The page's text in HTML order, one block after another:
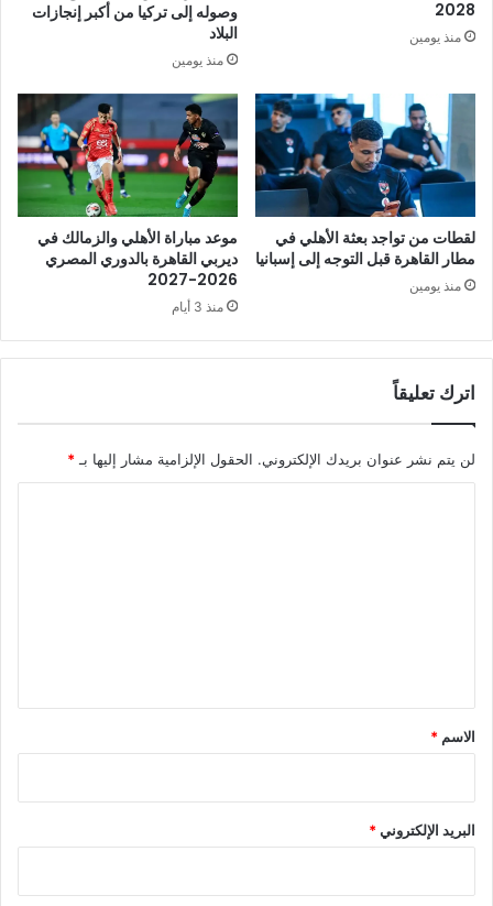
2028
منذ يومين
وصوله إلى تركيا من أكبر إنجازات
البلاد
منذ يومين
لقطات من تواجد بعثة الأهلي في
مطار القاهرة قبل التوجه إلى إسبانيا
منذ يومين
موعد مباراة الأهلي والزمالك في
ديربي القاهرة بالدوري المصري
2026-2027
منذ 3 أيام
اترك تعليقاً
لن يتم نشر عنوان بريدك الإلكتروني. الحقول الإلزامية مشار إليها بـ*
*
الاسم *
البريد الإلكتروني*